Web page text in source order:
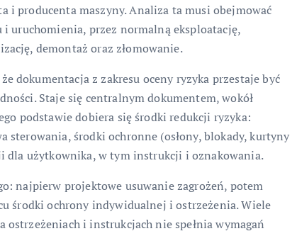
producenta maszyny. Analiza ta musi obejmować
uruchomienia, przez normalną eksploatację,
demontaż oraz złomowanie.
dokumentacja z zakresu oceny ryzyka przestaje być
Staje się centralnym dokumentem, wokół
podstawie dobiera się środki redukcji ryzyka:
środki ochronne (osłony, blokady, kurtyny
dla użytkownika, w tym instrukcji i oznakowania.
najpierw projektowe usuwanie zagrożeń, potem
środki ochrony indywidualnej i ostrzeżenia. Wiele
ostrzeżeniach i instrukcjach nie spełnia wymagań